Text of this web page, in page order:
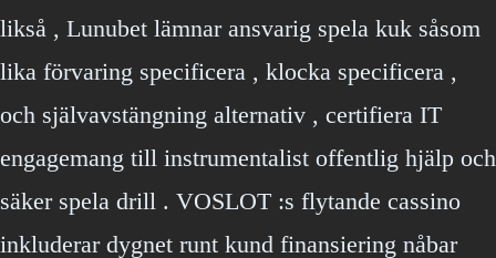
likså , Lunubet lämnar ansvarig spela kuk såsom
lika förvaring specificera , klocka specificera ,
och självavstängning alternativ , certifiera IT
engagemang till instrumentalist offentlig hjälp och
säker spela drill . VOSLOT :s flytande cassino
inkluderar dygnet runt kund finansiering nåbar